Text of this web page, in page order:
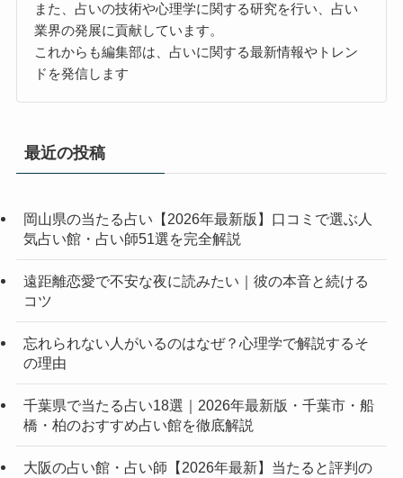
また、占いの技術や心理学に関する研究を行い、占い
業界の発展に貢献しています。
これからも編集部は、占いに関する最新情報やトレン
ドを発信します
最近の投稿
岡山県の当たる占い【2026年最新版】口コミで選ぶ人
気占い館・占い師51選を完全解説
遠距離恋愛で不安な夜に読みたい｜彼の本音と続ける
コツ
忘れられない人がいるのはなぜ？心理学で解説するそ
の理由
千葉県で当たる占い18選｜2026年最新版・千葉市・船
橋・柏のおすすめ占い館を徹底解説
大阪の占い館・占い師【2026年最新】当たると評判の